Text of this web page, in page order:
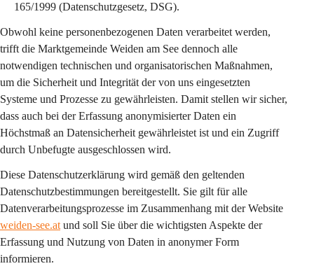
165/1999 (Datenschutzgesetz, DSG).
Obwohl keine personenbezogenen Daten verarbeitet werden,
trifft die Marktgemeinde Weiden am See dennoch alle
notwendigen technischen und organisatorischen Maßnahmen,
um die Sicherheit und Integrität der von uns eingesetzten
Systeme und Prozesse zu gewährleisten. Damit stellen wir sicher,
dass auch bei der Erfassung anonymisierter Daten ein
Höchstmaß an Datensicherheit gewährleistet ist und ein Zugriff
durch Unbefugte ausgeschlossen wird.
Diese Datenschutzerklärung wird gemäß den geltenden
Datenschutzbestimmungen bereitgestellt. Sie gilt für alle
Datenverarbeitungsprozesse im Zusammenhang mit der Website
weiden-see.at und soll Sie über die wichtigsten Aspekte der
Erfassung und Nutzung von Daten in anonymer Form
informieren.